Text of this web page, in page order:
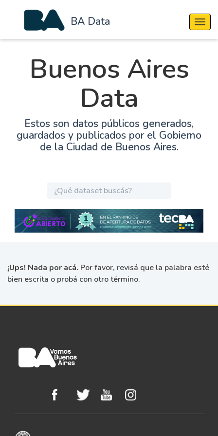
BA Data
Buenos Aires
Data
Estos son datos públicos generados,
guardados y publicados por el Gobierno
de la Ciudad de Buenos Aires.
¡Ups! Nada por acá. Por favor, revisá que la palabra esté
bien escrita o probá con otro término.